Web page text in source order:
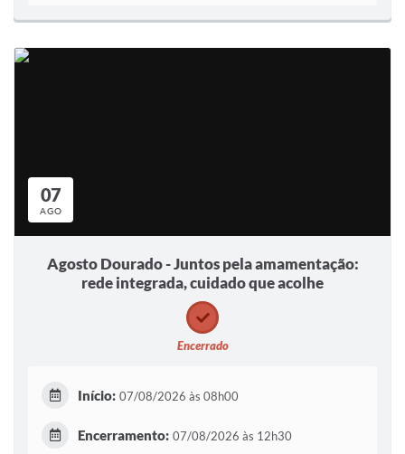
07
AGO
Agosto Dourado - Juntos pela amamentação:
rede integrada, cuidado que acolhe
Encerrado
Início: 07/08/2026 às 08h00
Encerramento: 07/08/2026 às 12h30